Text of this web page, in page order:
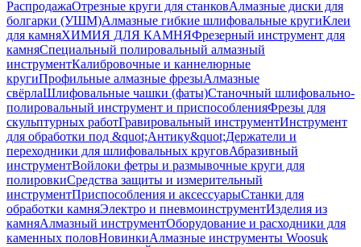
РаспродажаОтрезные круги для станковАлмазные диски для
болгарки (УШМ)Алмазные гибкие шлифовальные кругиКлеи
для камняХИМИЯ ДЛЯ КАМНЯФрезерный инструмент для
камняСпециальный полировальный алмазный
инструментКалибровочные и каннелюрные
кругиПрофильные алмазные фрезыАлмазные
свёрлаШлифовальные чашки (фаты)Станочный шлифовально-
полировальный инструмент и приспособленияФрезы для
скульптурных работГравировальный инструментИнструмент
для обработки под &quot;Антику&quot;Держатели и
переходники для шлифовальных круговАбразивный
инструментВойлоки фетры и размывочные круги для
полировкиСредства защиты и измерительный
инструментПриспособления и аксессуарыСтанки для
обработки камняЭлектро и пневмоинструментИзделия из
камняАлмазный инструментОборудование и расходники для
каменных половНовинкиАлмазные инструменты Woosuk